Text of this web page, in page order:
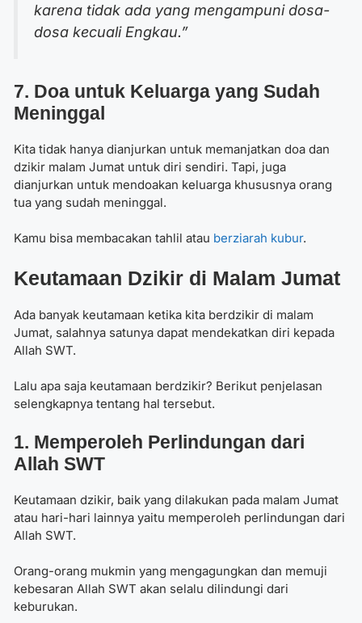
karena tidak ada yang mengampuni dosa-
dosa kecuali Engkau.”
7. Doa untuk Keluarga yang Sudah
Meninggal
Kita tidak hanya dianjurkan untuk memanjatkan doa dan
dzikir malam Jumat untuk diri sendiri. Tapi, juga
dianjurkan untuk mendoakan keluarga khususnya orang
tua yang sudah meninggal.
Kamu bisa membacakan tahlil atau berziarah kubur.
Keutamaan Dzikir di Malam Jumat
Ada banyak keutamaan ketika kita berdzikir di malam
Jumat, salahnya satunya dapat mendekatkan diri kepada
Allah SWT.
Lalu apa saja keutamaan berdzikir? Berikut penjelasan
selengkapnya tentang hal tersebut.
1. Memperoleh Perlindungan dari
Allah SWT
Keutamaan dzikir, baik yang dilakukan pada malam Jumat
atau hari-hari lainnya yaitu memperoleh perlindungan dari
Allah SWT.
Orang-orang mukmin yang mengagungkan dan memuji
kebesaran Allah SWT akan selalu dilindungi dari
keburukan.